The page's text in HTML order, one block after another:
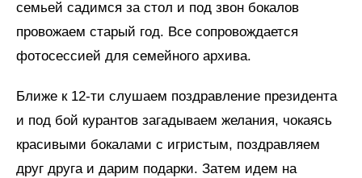
семьей садимся за стол и под звон бокалов
провожаем старый год. Все сопровождается
фотосессией для семейного архива.
Ближе к 12-ти слушаем поздравление президента
и под бой курантов загадываем желания, чокаясь
красивыми бокалами с игристым, поздравляем
друг друга и дарим подарки. Затем идем на